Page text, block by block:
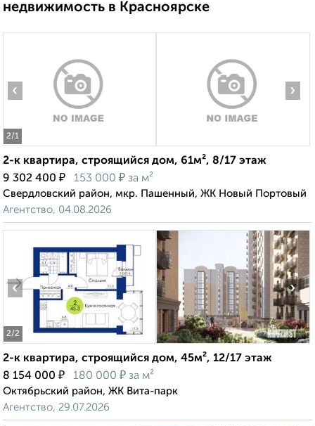
недвижимость в Красноярске
2/1
‹ ›
2-к квартира, строящийся дом, 61м², 8/17 этаж
9 302 400 ₽ 153 000 ₽ за м²
Свердловский район, мкр. Пашенный, ЖК Новый Портовый
Агентство, 04.08.2026
2/2
‹ ›
2-к квартира, строящийся дом, 45м², 12/17 этаж
8 154 000 ₽ 180 000 ₽ за м²
Октябрьский район, ЖК Вита-парк
Агентство, 29.07.2026